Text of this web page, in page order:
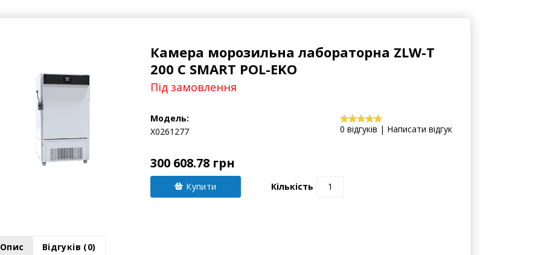
Камера морозильна лабораторна ZLW-T
200 C SMART POL-EKO
Під замовлення
Модель:
Х0261277
0 відгуків | Написати відгук
300 608.78 грн
Кількість
Купити
Опис Відгуків (0)